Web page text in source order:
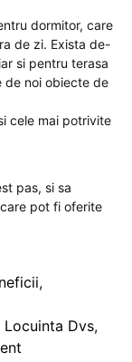
dormitor, care
de zi. Exista de-
si pentru terasa
de noi obiecte de
cele mai potrivite
pas, si sa
pot fi oferite
,
Locuinta Dvs,